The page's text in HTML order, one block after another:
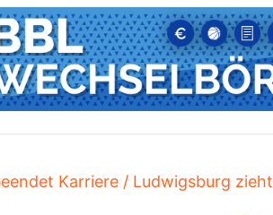
Karriere / Ludwigsburg